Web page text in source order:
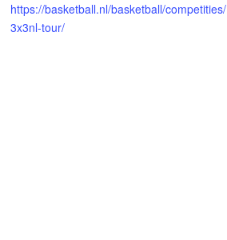
https://basketball.nl/basketball/competities/
3x3nl-tour/